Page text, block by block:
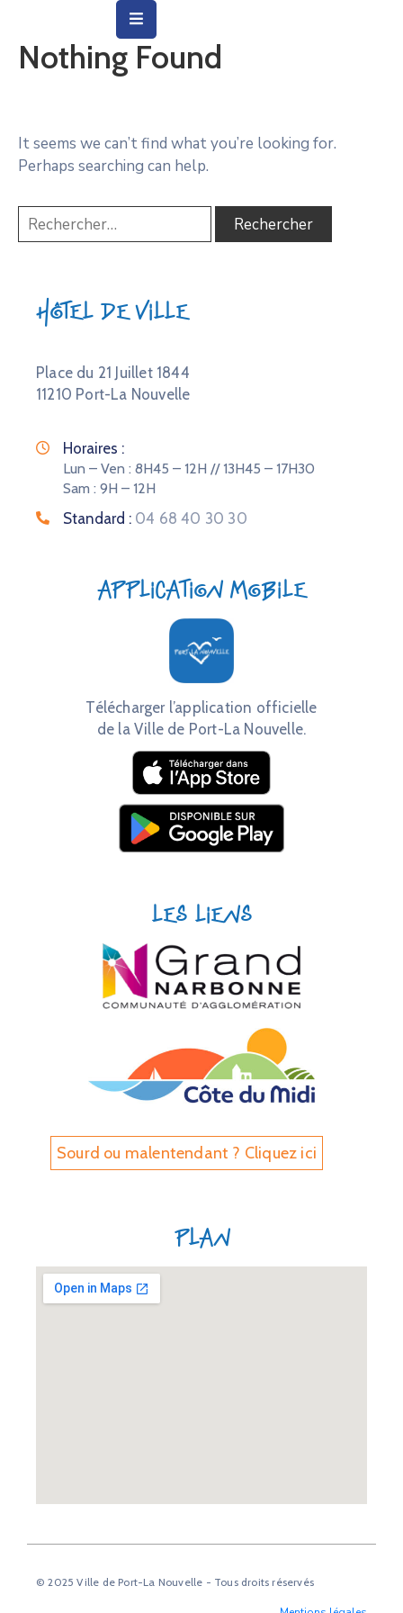
Ville
Quotidienne
Social
Culture
Nothing Found
It seems we can’t find what you’re looking for.
Perhaps searching can help.
Hôtel de Ville
Place du 21 Juillet 1844
11210 Port-La Nouvelle
Horaires :
Lun – Ven : 8H45 – 12H // 13H45 – 17H30
Sam : 9H – 12H
Standard : 04 68 40 30 30
Application mobile
Télécharger l’application officielle
de la Ville de Port-La Nouvelle.
Les liens
Sourd ou malentendant ? Cliquez ici
Plan
© 2025 Ville de Port-La Nouvelle - Tous droits réservés